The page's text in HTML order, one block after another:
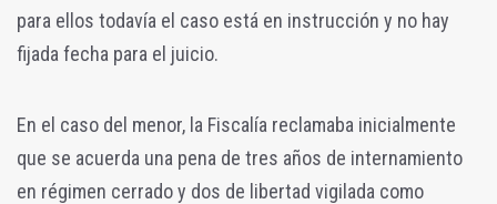
para ellos todavía el caso está en instrucción y no hay
fijada fecha para el juicio.
En el caso del menor, la Fiscalía reclamaba inicialmente
que se acuerda una pena de tres años de internamiento
en régimen cerrado y dos de libertad vigilada como